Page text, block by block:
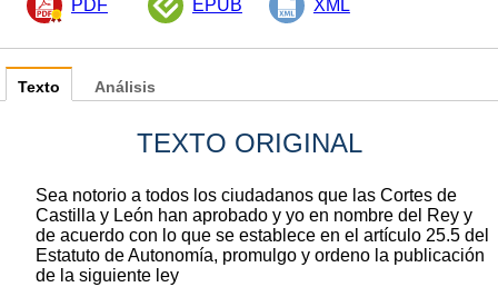
PDF EPUB XML
Texto
TEXTO ORIGINAL
Sea notorio a todos los ciudadanos que las Cortes de
Castilla y León han aprobado y yo en nombre del Rey y
de acuerdo con lo que se establece en el artículo 25.5 del
Estatuto de Autonomía, promulgo y ordeno la publicación
de la siguiente ley
Análisis